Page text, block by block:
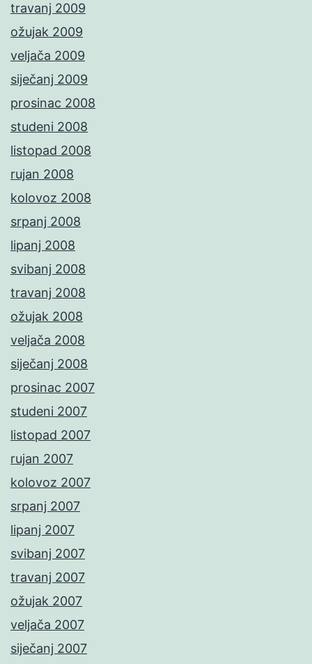
travanj 2009
ožujak 2009
veljača 2009
siječanj 2009
prosinac 2008
studeni 2008
listopad 2008
rujan 2008
kolovoz 2008
srpanj 2008
lipanj 2008
svibanj 2008
travanj 2008
ožujak 2008
veljača 2008
siječanj 2008
prosinac 2007
studeni 2007
listopad 2007
rujan 2007
kolovoz 2007
srpanj 2007
lipanj 2007
svibanj 2007
travanj 2007
ožujak 2007
veljača 2007
siječanj 2007